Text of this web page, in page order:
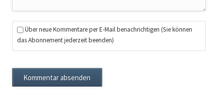
Über neue Kommentare per E-Mail benachrichtigen (Sie können
das Abonnement jederzeit beenden)
Kommentar absenden